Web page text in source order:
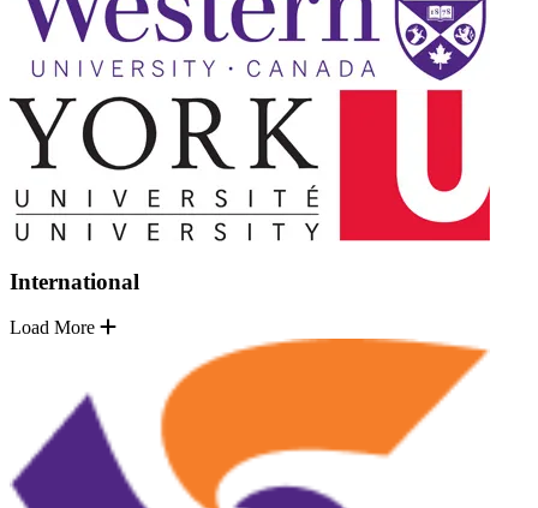
International
Load More